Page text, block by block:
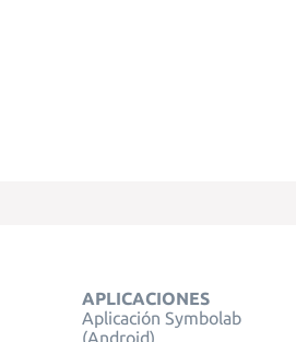
APLICACIONES
Aplicación Symbolab